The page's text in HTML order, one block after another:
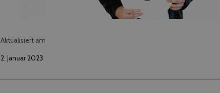
Aktualisiert am
2. Januar 2023